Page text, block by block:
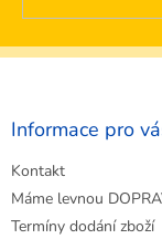
Z
Informace pro
Kontakt
Máme levnou
Termíny dodání zboží